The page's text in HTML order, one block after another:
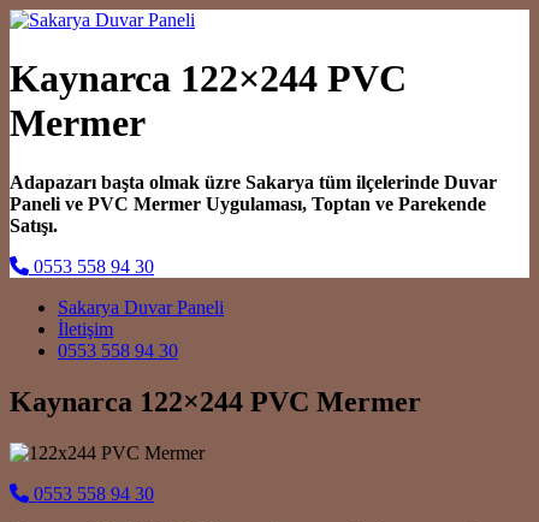
Kaynarca 122×244 PVC
Mermer
Adapazarı başta olmak üzre Sakarya tüm ilçelerinde Duvar
Paneli ve PVC Mermer Uygulaması, Toptan ve Parekende
Satışı.
0553 558 94 30
Main Navigation
Sakarya Duvar Paneli
İletişim
0553 558 94 30
Kaynarca 122×244 PVC Mermer
0553 558 94 30